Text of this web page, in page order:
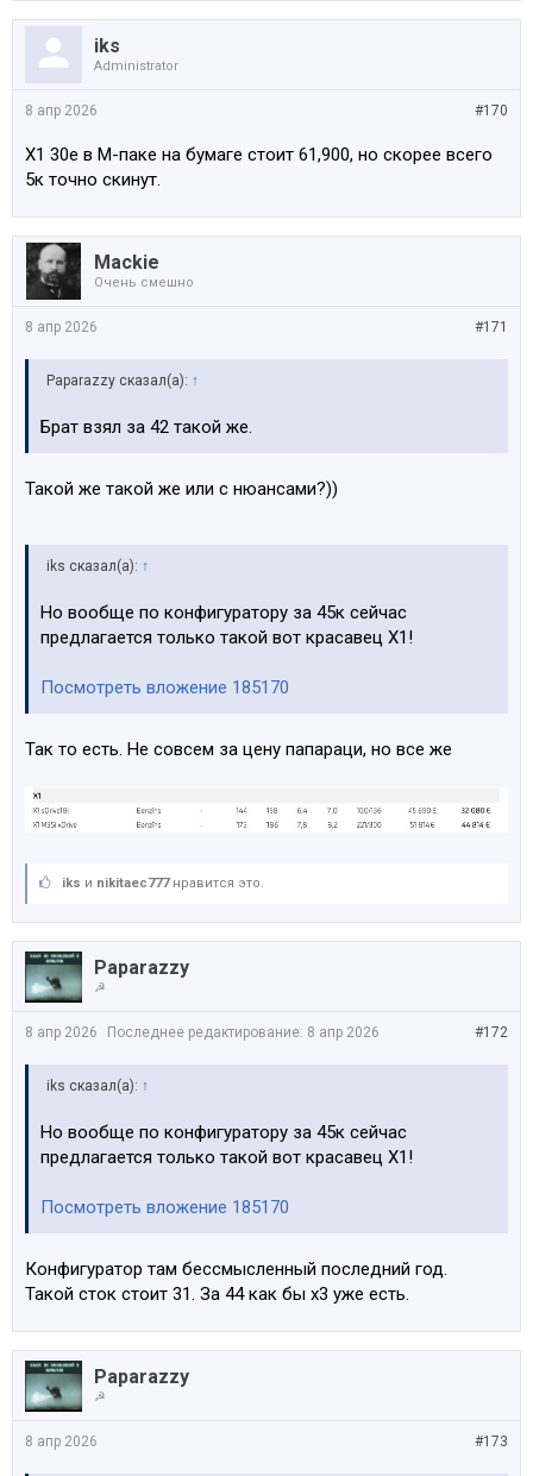
iks
Administrator
#170
8 апр 2026
Х1 30е в М-паке на бумаге стоит 61,900, но скорее всего
5к точно скинут.
Mackie
Очень смешно
#171
8 апр 2026
Paparazzy сказал(а): ↑
Брат взял за 42 такой же.
Такой же такой же или с нюансами?))
iks сказал(а): ↑
Но вообще по конфигуратору за 45к сейчас
предлагается только такой вот красавец Х1!
Посмотреть вложение 185170
Так то есть. Не совсем за цену папараци, но все же
iks и nikitaec777нравится это.
Paparazzy
☭
#172
8 апр 2026 Последнее редактирование: 8 апр 2026
iks сказал(а): ↑
Но вообще по конфигуратору за 45к сейчас
предлагается только такой вот красавец Х1!
Посмотреть вложение 185170
Конфигуратор там бессмысленный последний год.
Такой сток стоит 31. За 44 как бы х3 уже есть.
Paparazzy
☭
#173
8 апр 2026